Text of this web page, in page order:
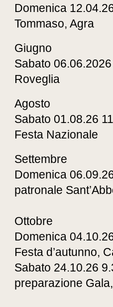
Domenica
Tommaso, Agra
Giugno
Sabato
Roveglia
Agosto
Sabato 01.08.26
Festa Nazionale
Settembre
Domenica
patronale
Ottobre
Domenica
Festa d’autunno,
Sabato 24.10.26
preparazione